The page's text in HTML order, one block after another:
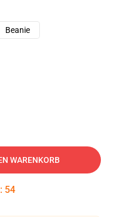
Beanie
WARENKORB
: 54